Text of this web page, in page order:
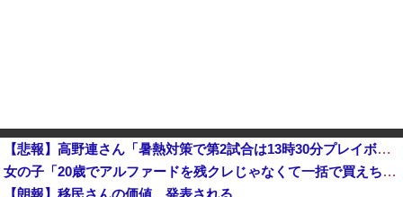
【悲報】高野連さん「暑熱対策で第2試合は13時30分プレイボールや！」ｗｗｗｗｗｗｗｗｗｗ他
女の子「20歳でアルファードを残クレじゃなくて一括で買えちゃう私って素敵」
【朗報】移民さんの価値、発表される